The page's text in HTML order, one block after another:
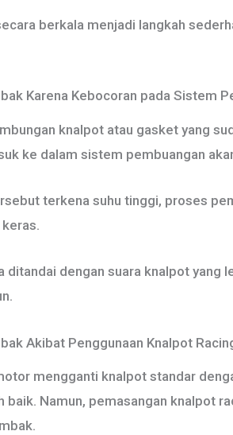
berkala menjadi langkah
Karena Kebocoran pada Sistem
knalpot atau gasket yang
ke dalam sistem pembuangan
terkena suhu tinggi, proses
ditandai dengan suara knalpot
Akibat Penggunaan Knalpot
mengganti knalpot standar
baik. Namun, pemasangan knalpot